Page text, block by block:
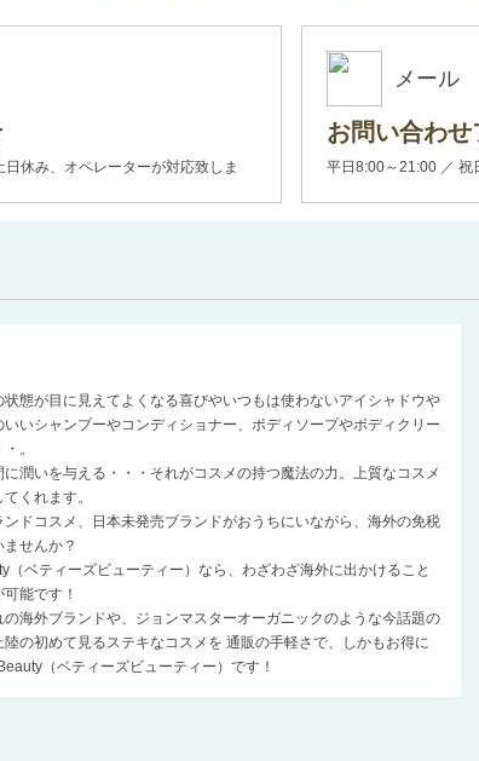
休み、オペレーターが対応致しま
メール
お問い合わせ
平日8:00～21:00 ／
態が目に見えてよくなる喜びやいつもは使わないアイシャドウや
いシャンプーやコンディショナー、ボディソープやボディクリー
。
潤いを与える・・・それがコスメの持つ魔法の力。上質なコスメ
くれます。
ドコスメ、日本未発売ブランドがおうちにいながら、海外の免税
せんか？
ベティーズビューティー）なら、わざわざ海外に出かけること
能です！
海外ブランドや、ジョンマスターオーガニックのような今話題の
の初めて見るステキなコスメを 通販の手軽さで、しかもお得に
（ベティーズビューティー）です！